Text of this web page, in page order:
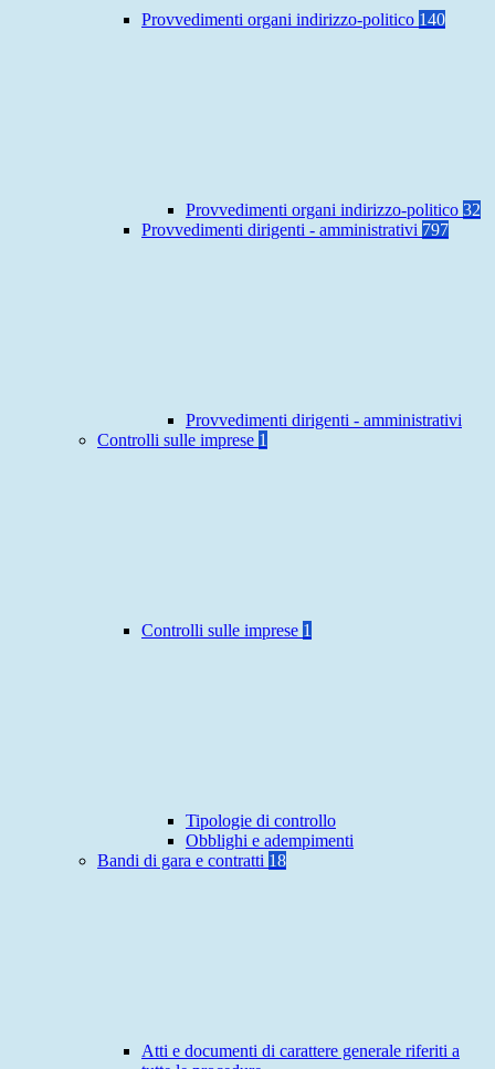
Provvedimenti organi indirizzo-politico 140
Provvedimenti organi indirizzo-politico 32
Provvedimenti dirigenti - amministrativi 797
Provvedimenti dirigenti - amministrativi
Controlli sulle imprese 1
Controlli sulle imprese 1
Tipologie di controllo
Obblighi e adempimenti
Bandi di gara e contratti 18
Atti e documenti di carattere generale riferiti a